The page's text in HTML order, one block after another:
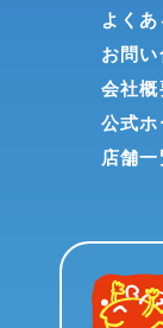
よくあ
お問
会社概
公式ホ
店舗一